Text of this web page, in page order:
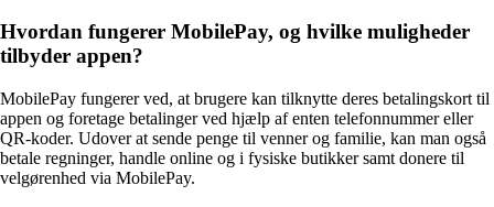
Hvordan fungerer MobilePay, og hvilke muligheder
tilbyder appen?
MobilePay fungerer ved, at brugere kan tilknytte deres betalingskort til
appen og foretage betalinger ved hjælp af enten telefonnummer eller
QR-koder. Udover at sende penge til venner og familie, kan man også
betale regninger, handle online og i fysiske butikker samt donere til
velgørenhed via MobilePay.